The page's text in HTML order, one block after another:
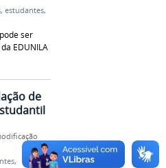
, estudantes,
ser
EDUNILA
de
,